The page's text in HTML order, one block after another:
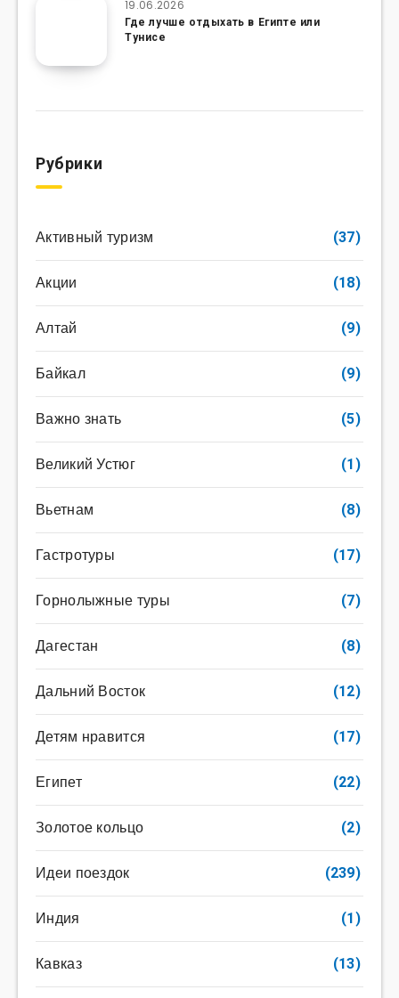
19.06.2026
Где лучше отдыхать в Египте или
Тунисе
Рубрики
Активный туризм (37)
Акции (18)
Алтай (9)
Байкал (9)
Важно знать (5)
Великий Устюг (1)
Вьетнам (8)
Гастротуры (17)
Горнолыжные туры (7)
Дагестан (8)
Дальний Восток (12)
Детям нравится (17)
Египет (22)
Золотое кольцо (2)
Идеи поездок (239)
Индия (1)
Кавказ (13)